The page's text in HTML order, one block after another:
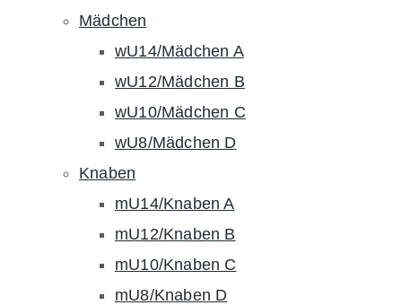
Mädchen
wU14/Mädchen A
wU12/Mädchen B
wU10/Mädchen C
wU8/Mädchen D
Knaben
mU14/Knaben A
mU12/Knaben B
mU10/Knaben C
mU8/Knaben D